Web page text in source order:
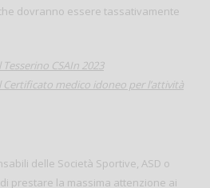
dovranno essere tassativamente
CSAIn 2023
Certificato medico idoneo per l’attività
delle Società Sportive, ASD o
prestare la massima attenzione ai